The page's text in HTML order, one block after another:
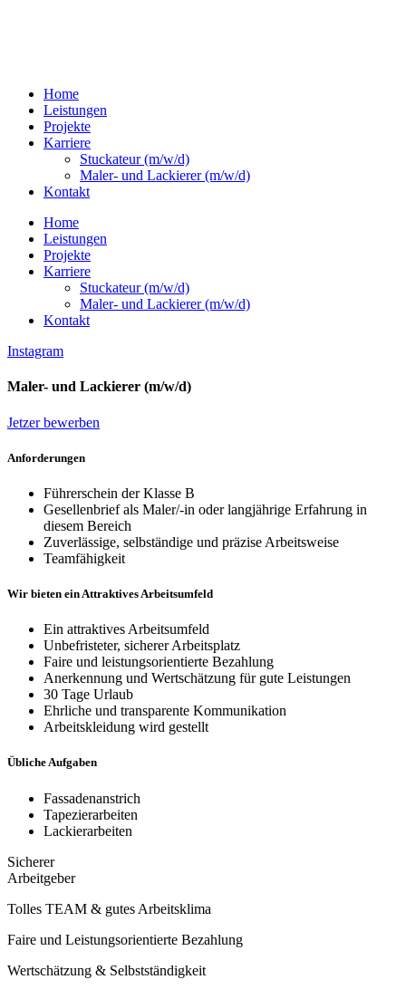
Home
Leistungen
Projekte
Karriere
Stuckateur (m/w/d)
Maler- und Lackierer (m/w/d)
Kontakt
Home
Leistungen
Projekte
Karriere
Stuckateur (m/w/d)
Maler- und Lackierer (m/w/d)
Kontakt
Instagram
Maler- und Lackierer (m/w/d)
Jetzer bewerben
Anforderungen
Führerschein der Klasse B
Gesellenbrief als Maler/-in oder langjährige Erfahrung in
diesem Bereich
Zuverlässige, selbständige und präzise Arbeitsweise
Teamfähigkeit
Wir bieten ein Attraktives Arbeitsumfeld
Ein attraktives Arbeitsumfeld
Unbefristeter, sicherer Arbeitsplatz
Faire und leistungsorientierte Bezahlung
Anerkennung und Wertschätzung für gute Leistungen
30 Tage Urlaub
Ehrliche und transparente Kommunikation
Arbeitskleidung wird gestellt
Übliche Aufgaben
Fassadenanstrich
Tapezierarbeiten
Lackierarbeiten
Sicherer
Arbeitgeber
Tolles TEAM & gutes Arbeitsklima
Faire und Leistungsorientierte Bezahlung
Wertschätzung & Selbstständigkeit